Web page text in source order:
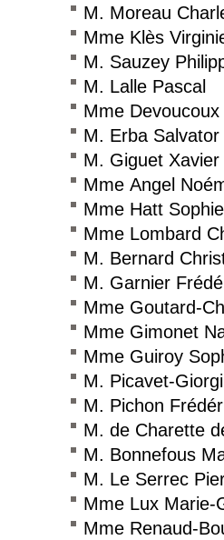
M. Moreau
Mme Klès
M. Sauzey
M. Lalle Pascal
Mme
M. Erba Salvator
M. Giguet Xavier
Mme Angel
Mme Hatt Sophie
Mme Lombard
M. Bernard
M. Garnier
Mme Goutard-
Mme Gimonet
Mme Guiroy
M. Picavet-
M. Pichon
M. de Charette
M. Bonnefous
M. Le Serrec
Mme Lux Marie-
Mme Renaud-